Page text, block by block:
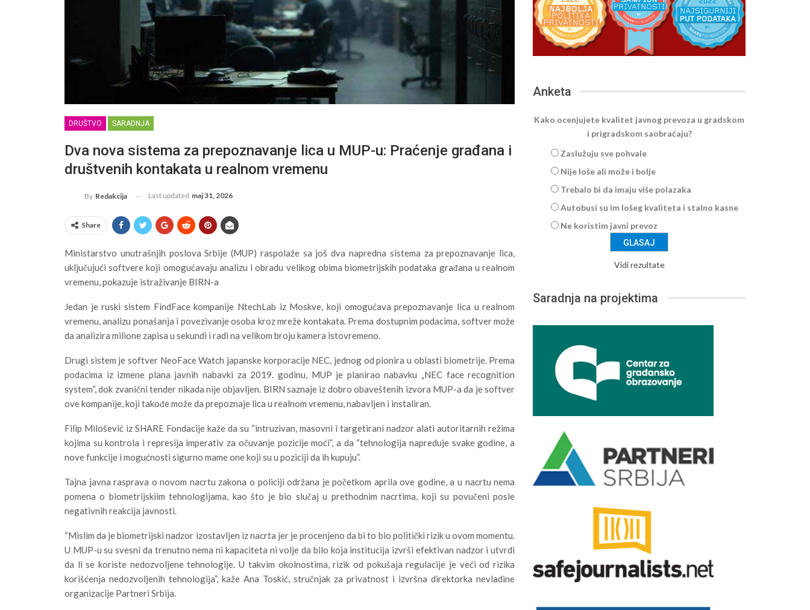
DRUŠTVO SARADNJA
Dva nova sistema za prepoznavanje lica u MUP-u: Praćenje građana i
društvenih kontakata u realnom vremenu
By Redakcija Last updated maj 31, 2026
Share
Ministarstvo unutrašnjih poslova Srbije (MUP) raspolaže sa još dva napredna sistema za prepoznavanje lica,
uključujući softvere koji omogućavaju analizu i obradu velikog obima biometrijskih podataka građana u realnom
vremenu, pokazuje istraživanje BIRN-a
Jedan je ruski sistem FindFace kompanije NtechLab iz Moskve, koji omogućava prepoznavanje lica u realnom
vremenu, analizu ponašanja i povezivanje osoba kroz mreže kontakata. Prema dostupnim podacima, softver može
da analizira milione zapisa u sekundi i radi na velikom broju kamera istovremeno.
Drugi sistem je softver NeoFace Watch japanske korporacije NEC, jednog od pionira u oblasti biometrije. Prema
podacima iz izmene plana javnih nabavki za 2019. godinu, MUP je planirao nabavku „NEC face recognition
system“, dok zvanični tender nikada nije objavljen. BIRN saznaje iz dobro obaveštenih izvora MUP-a da je softver
ove kompanije, koji takođe može da prepoznaje lica u realnom vremenu, nabavljen i instaliran.
Filip Milošević iz SHARE Fondacije kaže da su “intruzivan, masovni i targetirani nadzor alati autoritarnih režima
kojima su kontrola i represija imperativ za očuvanje pozicije moći”, a da “tehnologija napreduje svake godine, a
nove funkcije i mogućnosti sigurno mame one koji su u poziciji da ih kupuju”.
Tajna javna rasprava o novom nacrtu zakona o policiji održana je početkom aprila ove godine, a u nacrtu nema
pomena o biometrijskiim tehnologijama, kao što je bio slučaj u prethodnim nacrtima, koji su povučeni posle
negativnih reakcija javnosti.
“Mislim da je biometrijski nadzor izostavljen iz nacrta jer je procenjeno da bi to bio politički rizik u ovom momentu.
U MUP-u su svesni da trenutno nema ni kapaciteta ni volje da bilo koja institucija izvrši efektivan nadzor i utvrdi
da li se koriste nedozvoljene tehnologije. U takvim okolnostima, rizik od pokušaja regulacije je veći od rizika
korišćenja nedozvoljenih tehnologija”, kaže Ana Toskić, stručnjak za privatnost i izvršna direktorka nevladine
organizacije Partneri Srbija.
Anketa
Kako ocenjujete kvalitet javnog prevoza u gradskom
i prigradskom saobraćaju?
Zaslužuju sve pohvale
Nije loše ali može i bolje
Trebalo bi da imaju više polazaka
Autobusi su im lošeg kvaliteta i stalno kasne
Ne koristim javni prevoz
Vidi rezultate
Saradnja na projektima